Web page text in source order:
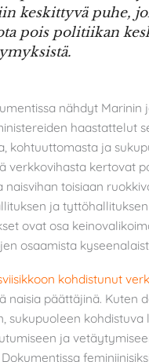
keskittyvä puhe,
pois politiikan
nähdyt Marinin
haastattelut
kohtuuttomasta ja
verkkovihasta kertovat
naisvihan toisiaan
ja
ovat osa
osaamista
kohdistunut
naisia päättäjinä. Kuten
sukupuoleen kohdistuva
ja